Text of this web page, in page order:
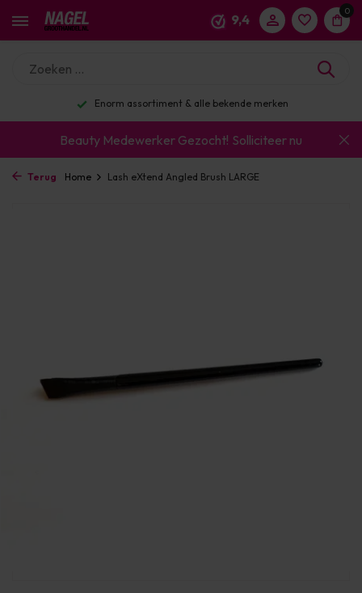
9,4
0
Enorm assortiment & alle bekende merken
Beauty Medewerker Gezocht! Solliciteer nu
Terug Home Lash eXtend Angled Brush LARGE